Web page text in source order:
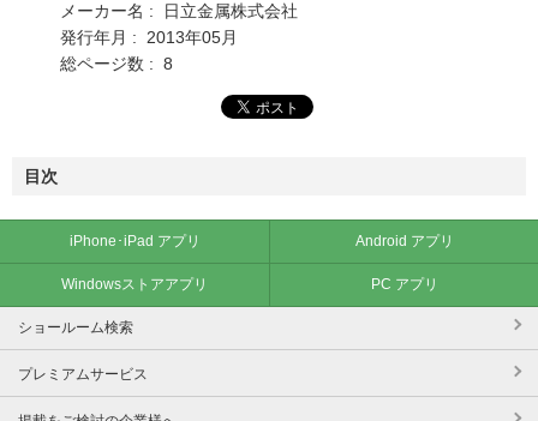
メーカー名 : 日立金属株式会社
発行年月 : 2013年05月
総ページ数 : 8
目次
iPhone･iPad アプリ Android アプリ
Windowsストアアプリ PC アプリ
ショールーム検索
プレミアムサービス